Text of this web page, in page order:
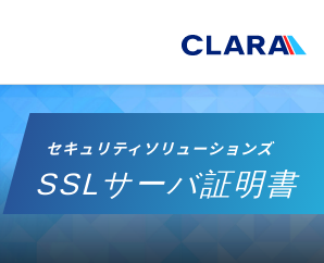
セキュリティソリューションズ
SSLサーバ証明書